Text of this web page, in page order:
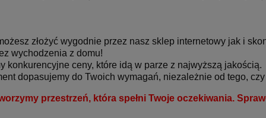
złożyć wygodnie przez nasz sklep internetowy jak i
wychodzenia z domu!
konkurencyjne ceny, które idą w parze z najwyższą jakością.
dopasujemy do Twoich wymagań, niezależnie od tego,
przestrzeń, która spełni Twoje oczekiwania.